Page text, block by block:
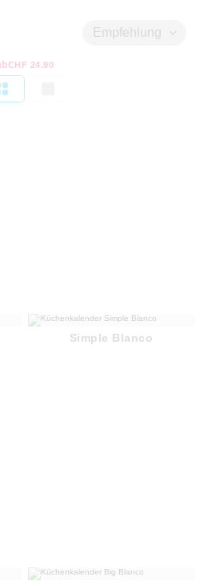
Empfehlung
CHF 24.90
Simple Blanco